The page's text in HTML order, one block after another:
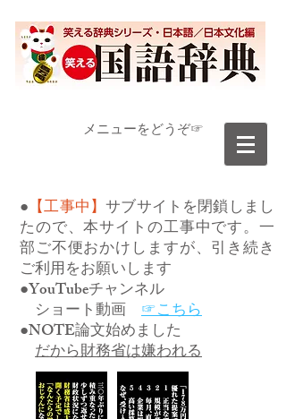
​メニューをどうぞ☞
● 【工事中】サブサイトを閉鎖しまし
たので、本サイトの工事中です。一
部ご不便おかけしますが、引き続き
ご利用をお願いします
●YouTubeチャンネル
ショート動画 ☞こちら
●NOTE論文始めました
だから財務省は嫌われる